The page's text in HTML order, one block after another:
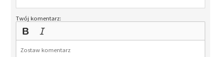
Twój komentarz: